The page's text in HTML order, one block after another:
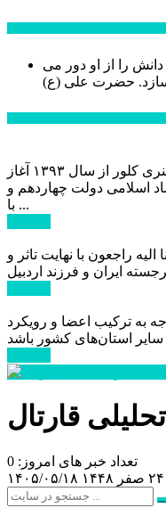
دانش را از او دور می
عملیات اجرایی مجتمع فرهنگی و هنری کلور از سال ۱۳۹۳ آغاز
اسلامی دولت چهاردهم و
با ...
الیه راجعون با نهایت تاثر و
به ترکیب اعضا و رویکرد
قارتال
تعداد خبر های امروز: 0
۱۴۰۵/۰۵/۱۸